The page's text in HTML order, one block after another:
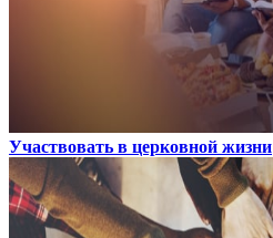
Участвовать в церковной жизни